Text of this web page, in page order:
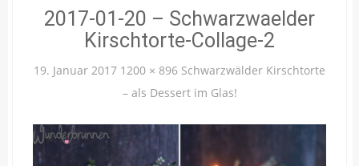
2017-01-20 – Schwarzwaelder
Kirschtorte-Collage-2
19. Januar 2017 1200 × 896 Schwarzwälder Kirschtorte
– als Dessert im Glas!